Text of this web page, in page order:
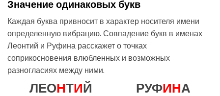
Значение одинаковых букв
Каждая буква привносит в характер носителя имени
определенную вибрацию. Совпадение букв в именах
Леонтий и Руфина расскажет о точках
соприкосновения влюбленных и возможных
разногласиях между ними.
ЛЕОНТИЙ РУФИНА